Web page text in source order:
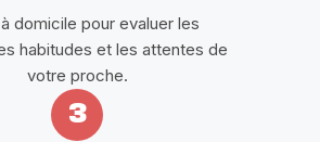
domicile pour evaluer les
habitudes et les attentes de
votre proche.
3